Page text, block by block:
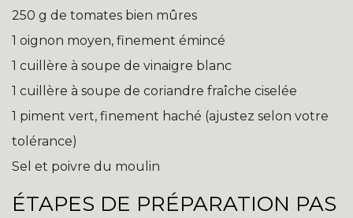
250 g de tomates bien mûres
1 oignon moyen, finement émincé
1 cuillère à soupe de vinaigre blanc
1 cuillère à soupe de coriandre fraîche ciselée
1 piment vert, finement haché (ajustez selon votre
tolérance)
Sel et poivre du moulin
ÉTAPES DE PRÉPARATION PAS